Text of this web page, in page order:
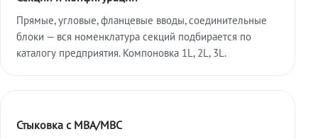
Прямые, угловые, фланцевые вводы, соединительные
блоки — вся номенклатура секций подбирается по
каталогу предприятия. Компоновка 1L, 2L, 3L.
Стыковка с МВА/МВС